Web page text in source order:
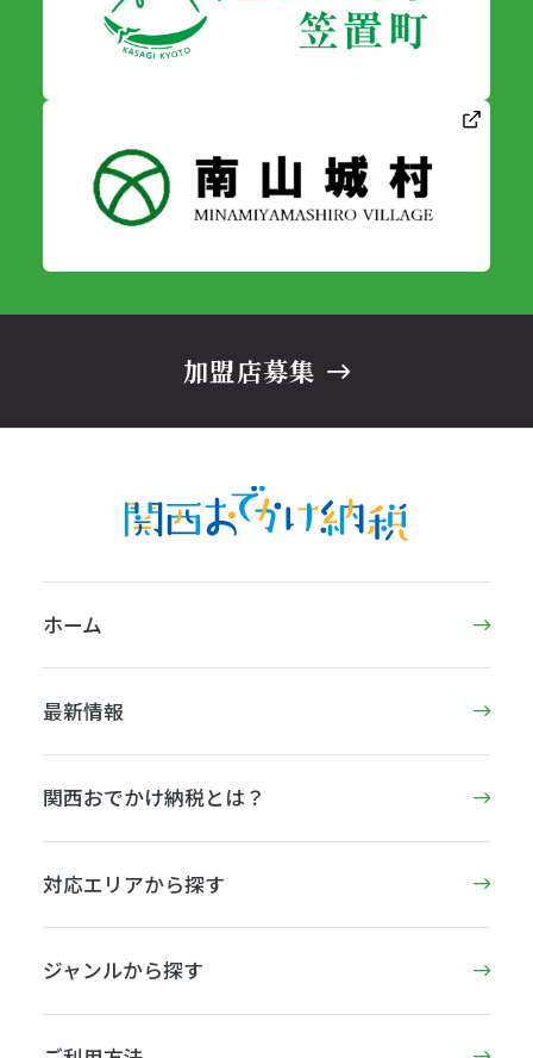
加盟店募集
ホーム
最新情報
関西おでかけ納税とは？
対応エリアから探す
ジャンルから探す